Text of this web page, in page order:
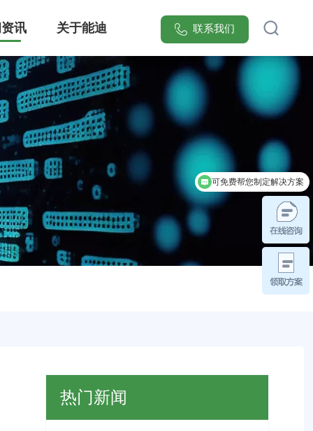
讯 关于能迪 联系我们
热门新闻
可免费领取对应行业解决方案
可免费帮您制定解决方案